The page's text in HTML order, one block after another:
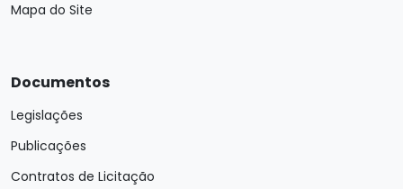
Mapa do Site
Documentos
Legislações
Publicações
Contratos de Licitação